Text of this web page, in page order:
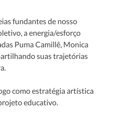
fundantes de nosso
a energia/esforço
Puma Camillê, Monica
suas trajetórias
como estratégia artística
educativo.